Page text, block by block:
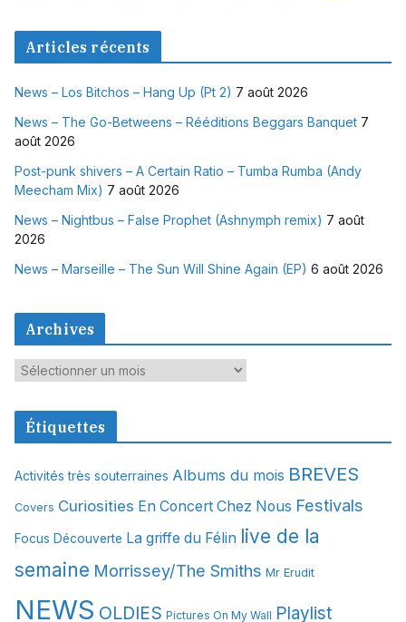
Articles récents
News – Los Bitchos – Hang Up (Pt 2) 7 août 2026
News – The Go-Betweens – Rééditions Beggars Banquet 7
août 2026
Post-punk shivers – A Certain Ratio – Tumba Rumba (Andy
Meecham Mix) 7 août 2026
News – Nightbus – False Prophet (Ashnymph remix) 7 août
2026
News – Marseille – The Sun Will Shine Again (EP) 6 août 2026
Archives
A
c
v
e
Étiquettes
Activités très souterraines Albums du mois BREVES
Covers Curiosities En Concert Chez Nous Festivals
Focus Découverte La griffe du Félin live de la
semaine Morrissey/The Smiths Mr Erudit
NEWS OLDIES Pictures On My Wall Playlist